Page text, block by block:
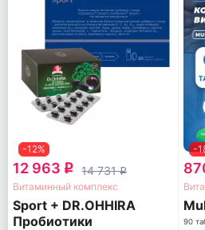
-12%
12 963 q 14 731q
Витаминный комплекс
Sport + DR.OHHIRA
Пробиотики
-
90